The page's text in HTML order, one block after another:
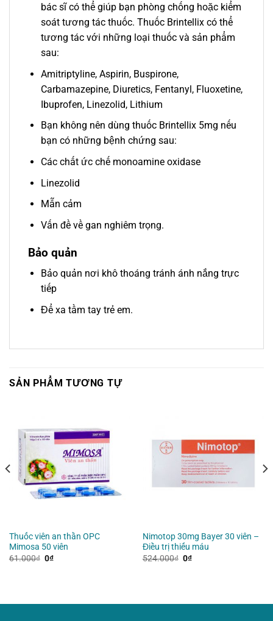
bác sĩ có thể giúp bạn phòng chống hoặc kiểm
soát tương tác thuốc. Thuốc Brintellix có thể
tương tác với những loại thuốc và sản phẩm
sau:
Amitriptyline, Aspirin, Buspirone,
Carbamazepine, Diuretics, Fentanyl, Fluoxetine,
Ibuprofen, Linezolid, Lithium
Bạn không nên dùng thuốc Brintellix 5mg nếu
bạn có những bệnh chứng sau:
Các chất ức chế monoamine oxidase
Linezolid
Mẫn cảm
Vấn đề về gan nghiêm trọng.
Bảo quản
Bảo quản nơi khô thoáng tránh ánh nắng trực
tiếp
Để xa tầm tay trẻ em.
SẢN PHẨM TƯƠNG TỰ
Thuốc viên an thần OPC
Mimosa 50 viên
61.000₫ Giá
0₫Giá
Nimotop 30mg Bayer 30 viên –
Điều trị thiếu máu
524.000₫ Giá
0₫Giá